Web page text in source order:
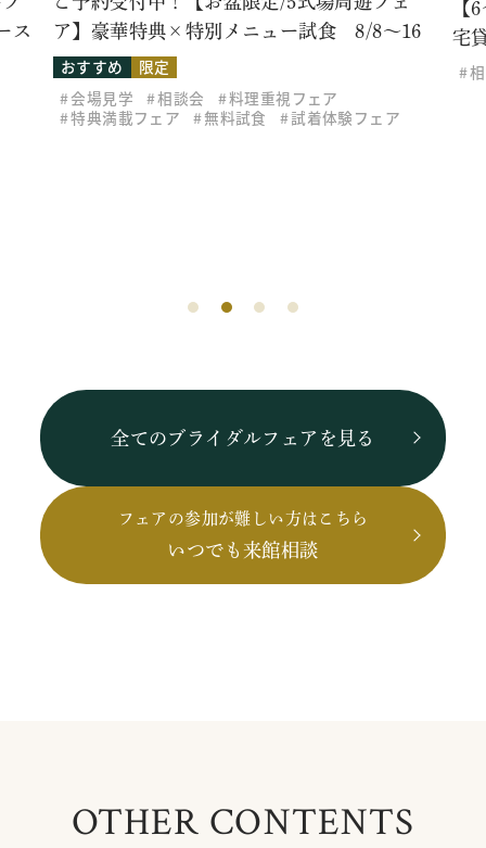
ス
ア】豪華特典×特別メニュー試食 8/8～16
おすすめ
限定
会場見学
相談会
料理重視フェア
特典満載フェア
無料試食 試着体験フェア
【
宅
全てのブライダルフェアを見る
フェアの参加が難しい方はこちら
いつでも来館相談
OTHER CONTENTS